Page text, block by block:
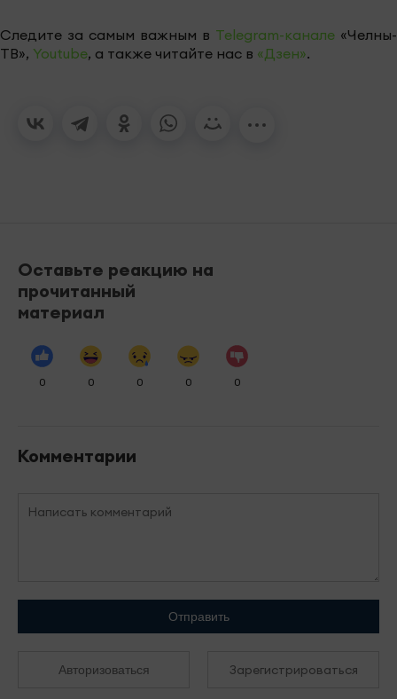
Следите за самым важным в Telegram-канале «Челны-
ТВ», Youtube, а также читайте нас в «Дзен».
Оставьте реакцию на
прочитанный
материал
0 0 0 0 0
Комментарии
Отправить
Авторизоваться Зарегистрироваться